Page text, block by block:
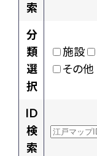
索
分
類
選
択
施設
その他
ID
検
索